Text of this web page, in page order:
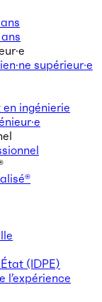
supérieur·e
ingénierie
(IDPE)
l’expérience